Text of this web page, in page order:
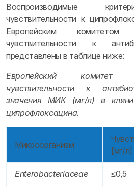
Воспроизводимые
чувствительности к
Европейским
чувствительности к
представлены в таблице ниже:
Европейский комитет
чувствительности к
значения МИК (мг/л) в
ципрофлоксацина.
Микроорганизм
[мг/л]
Enterobacteriaceae ≤0,5